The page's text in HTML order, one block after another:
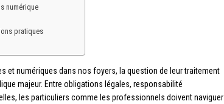
numérique
pratiques
et numériques dans nos foyers, la question de leur traitement
majeur. Entre obligations légales, responsabilité
les particuliers comme les professionnels doivent naviguer